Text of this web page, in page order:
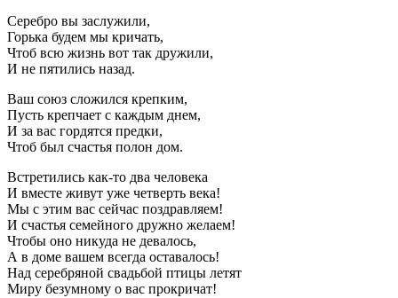
Серебро вы заслужили,
Горька будем мы кричать,
Чтоб всю жизнь вот так дружили,
И не пятились назад.
Ваш союз сложился крепким,
Пусть крепчает с каждым днем,
И за вас гордятся предки,
Чтоб был счастья полон дом.
Встретились как-то два человека
И вместе живут уже четверть века!
Мы с этим вас сейчас поздравляем!
И счастья семейного дружно желаем!
Чтобы оно никуда не девалось,
А в доме вашем всегда оставалось!
Над серебряной свадьбой птицы летят
Миру безумному о вас прокричат!